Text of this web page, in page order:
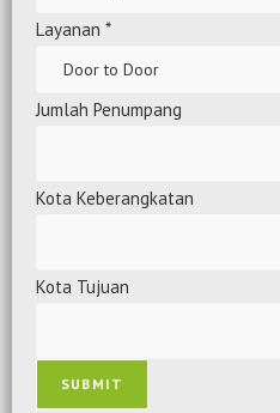
Layanan *
Jumlah Penumpang
Kota Keberangkatan
Kota Tujuan
SUBMIT